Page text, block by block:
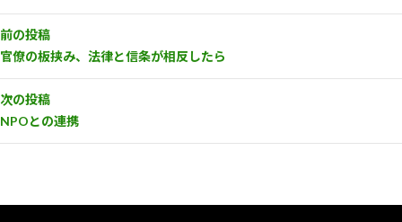
前の投稿
官僚の板挟み、法律と信条が相反したら
次の投稿
NPOとの連携